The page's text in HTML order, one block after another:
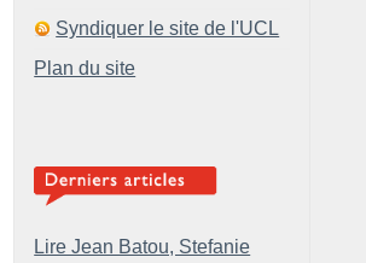
Syndiquer le site de l'UCL
Plan du site
Lire Jean Batou, Stefanie